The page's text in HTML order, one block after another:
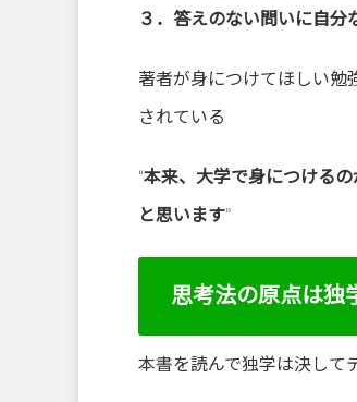
３．答えのない問いに自分
著者が身につけてほしい勉
されている
“本来、大学で身につける
と思います”
思考法の原点は独
本書を読んで独学は決して